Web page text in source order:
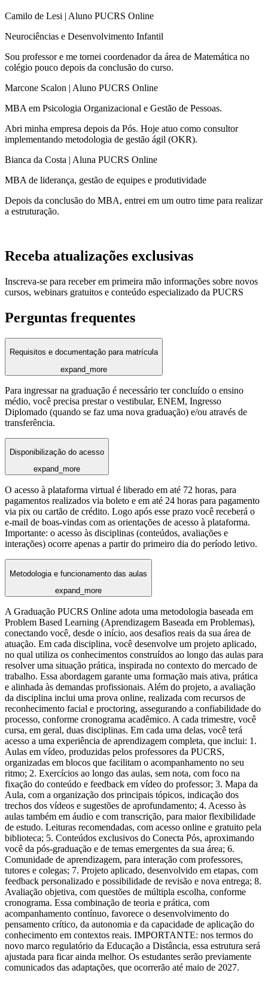
Camilo de Lesi | Aluno PUCRS Online
Neurociências e Desenvolvimento Infantil
Sou professor e me tornei coordenador da área de Matemática no
colégio pouco depois da conclusão do curso.​
Marcone Scalon | Aluno PUCRS Online
MBA em Psicologia Organizacional e Gestão de Pessoas.​
Abri minha empresa depois da Pós. Hoje atuo como consultor
implementando metodologia de gestão ágil (OKR).
Bianca da Costa | Aluna PUCRS Online
MBA de liderança, gestão de equipes e produtividade​
Depois da conclusão do MBA, entrei em um outro time para realizar
a estruturação.
Receba atualizações exclusivas
Inscreva-se para receber em primeira mão informações sobre novos
cursos, webinars gratuitos e conteúdo especializado da PUCRS
Perguntas frequentes
Requisitos e documentação para matrícula
expand_more
Para ingressar na graduação é necessário ter concluído o ensino
médio, você precisa prestar o vestibular, ENEM, Ingresso
Diplomado (quando se faz uma nova graduação) e/ou através de
transferência.
Disponibilização do acesso
expand_more
O acesso à plataforma virtual é liberado em até 72 horas, para
pagamentos realizados via boleto e em até 24 horas para pagamento
via pix ou cartão de crédito. Logo após esse prazo você receberá o
e-mail de boas-vindas com as orientações de acesso à plataforma.
Importante: o acesso às disciplinas (conteúdos, avaliações e
interações) ocorre apenas a partir do primeiro dia do período letivo.
Metodologia e funcionamento das aulas
expand_more
A Graduação PUCRS Online adota uma metodologia baseada em
Problem Based Learning (Aprendizagem Baseada em Problemas),
conectando você, desde o início, aos desafios reais da sua área de
atuação. Em cada disciplina, você desenvolve um projeto aplicado,
no qual utiliza os conhecimentos construídos ao longo das aulas para
resolver uma situação prática, inspirada no contexto do mercado de
trabalho. Essa abordagem garante uma formação mais ativa, prática
e alinhada às demandas profissionais. Além do projeto, a avaliação
da disciplina inclui uma prova online, realizada com recursos de
reconhecimento facial e proctoring, assegurando a confiabilidade do
processo, conforme cronograma acadêmico. A cada trimestre, você
cursa, em geral, duas disciplinas. Em cada uma delas, você terá
acesso a uma experiência de aprendizagem completa, que inclui: 1.
Aulas em vídeo, produzidas pelos professores da PUCRS,
organizadas em blocos que facilitam o acompanhamento no seu
ritmo; 2. Exercícios ao longo das aulas, sem nota, com foco na
fixação do conteúdo e feedback em vídeo do professor; 3. Mapa da
Aula, com a organização dos principais tópicos, indicação dos
trechos dos vídeos e sugestões de aprofundamento; 4. Acesso às
aulas também em áudio e com transcrição, para maior flexibilidade
de estudo. Leituras recomendadas, com acesso online e gratuito pela
biblioteca; 5. Conteúdos exclusivos do Conecta Pós, aproximando
você da pós-graduação e de temas emergentes da sua área; 6.
Comunidade de aprendizagem, para interação com professores,
tutores e colegas; 7. Projeto aplicado, desenvolvido em etapas, com
feedback personalizado e possibilidade de revisão e nova entrega; 8.
Avaliação objetiva, com questões de múltipla escolha, conforme
cronograma. Essa combinação de teoria e prática, com
acompanhamento contínuo, favorece o desenvolvimento do
pensamento crítico, da autonomia e da capacidade de aplicação do
conhecimento em contextos reais. IMPORTANTE: nos termos do
novo marco regulatório da Educação a Distância, essa estrutura será
ajustada para ficar ainda melhor. Os estudantes serão previamente
comunicados das adaptações, que ocorrerão até maio de 2027.